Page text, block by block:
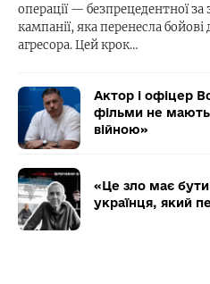
операції — безпрецедентної
кампанії, яка перенесла
агресора. Цей крок…
Актор і офіцер
фільми не мають
війною»
«Це зло має
українця, який